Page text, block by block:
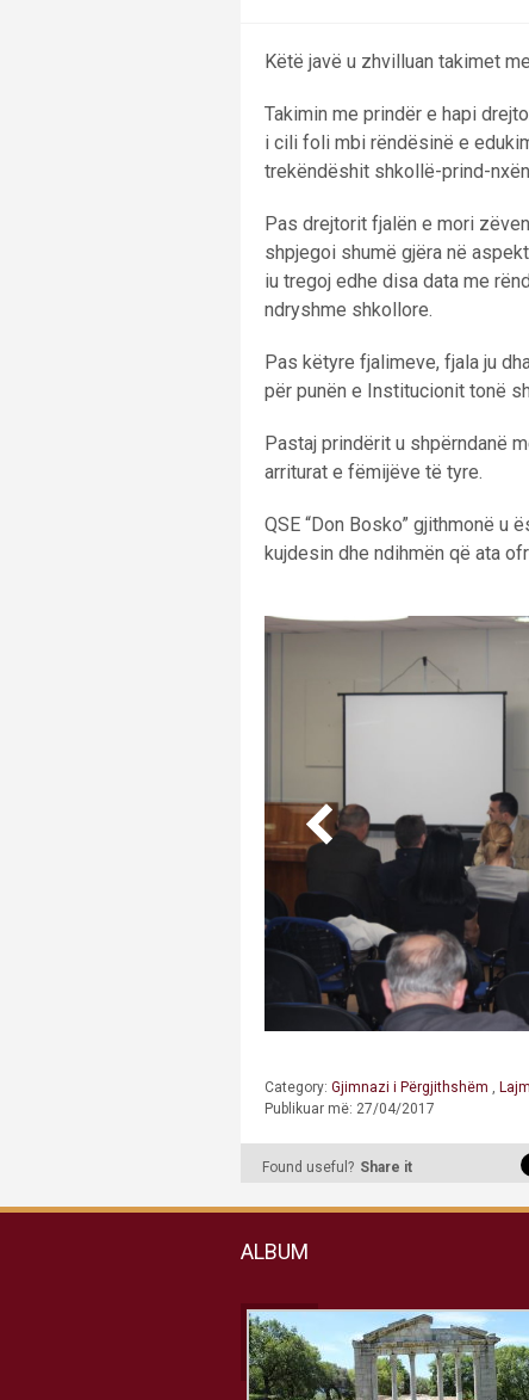
Këtë javë u zhvilluan takimet
Takimin me prindër e hapi
i cili foli mbi rëndësinë e
trekëndëshit shkollë-prind-
Pas drejtorit fjalën e mori
shpjegoi shumë gjëra në
iu tregoj edhe disa data me
ndryshme shkollore.
Pas këtyre fjalimeve, fjala ju
për punën e Institucionit tonë
Pastaj prindërit u shpërndanë
arriturat e fëmijëve të tyre.
QSE “Don Bosko” gjithmonë u
kujdesin dhe ndihmën që ata
Category: Gjimnazi i Përgjithshëm ,
Publikuar më: 27/04/2017
Found useful? Share it
ALBUM